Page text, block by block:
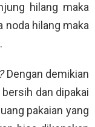
hilang maka
noda hilang maka
Dengan demikian
dan dipakai
pakaian yang